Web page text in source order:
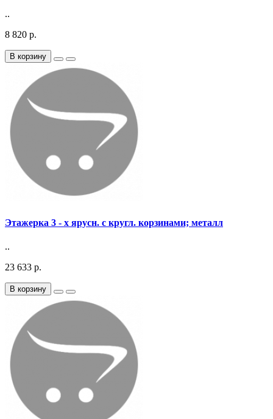
..
8 820 р.
В корзину
Этажерка 3 - х ярусн. с кругл. корзинами; металл
..
23 633 р.
В корзину